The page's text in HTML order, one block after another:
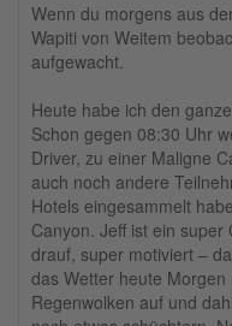
Wenn du morgens aus
Wapiti von Weitem
aufgewacht.
Heute habe ich den
Schon gegen 08:30 Uhr
Driver, zu einer Maligne
auch noch andere
Hotels eingesammelt
Canyon. Jeff ist ein
drauf, super motiviert –
das Wetter heute
Regenwolken auf und